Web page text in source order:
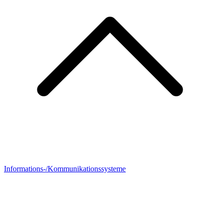
Informations-/Kommunikationssysteme